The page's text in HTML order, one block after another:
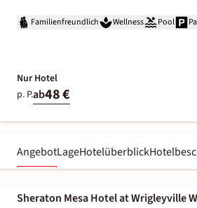
Familienfreundlich Wellness Pool
Nur Hotel
p. P.ab48 €
AngebotLageHotelüberblick
Sheraton Mesa Hotel at Wrigleyville